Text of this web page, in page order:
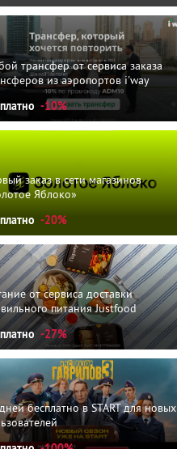
трансфер от сервиса заказа
из аэропортов i'way
-10%
заказ в сети магазинов
Яблоко»
-20%
от сервиса доставки
питания Justfood
-27%
бесплатно в START для новых